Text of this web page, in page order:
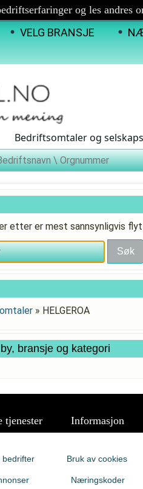
og les andres
VELG BRANSJE
Bedriftsomtaler og
etter er mest sannsynligvis
» HELGEROA
bransje og kategori
tjenester Informasjon
bedrifter Bruk av cookies
Næringskoder